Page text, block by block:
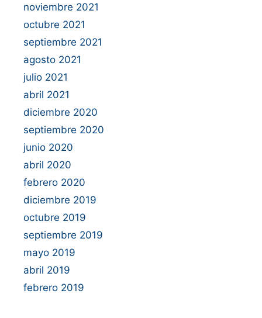
noviembre 2021
octubre 2021
septiembre 2021
agosto 2021
julio 2021
abril 2021
diciembre 2020
septiembre 2020
junio 2020
abril 2020
febrero 2020
diciembre 2019
octubre 2019
septiembre 2019
mayo 2019
abril 2019
febrero 2019